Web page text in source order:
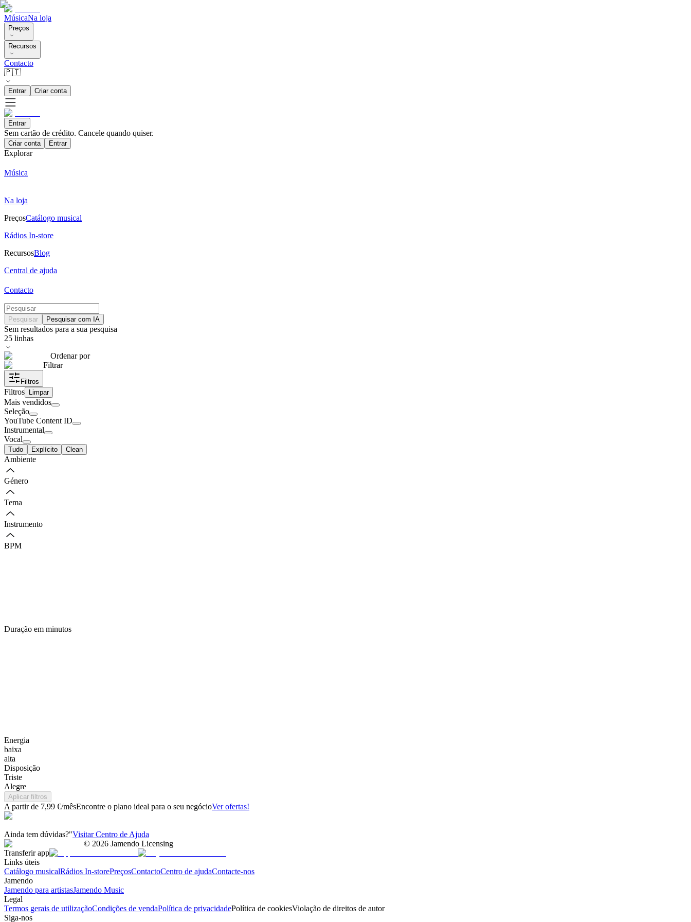
MúsicaNa loja
Preços
Recursos
Contacto
🇵🇹
Entrar Criar conta
Entrar
Sem cartão de crédito. Cancele quando quiser.
Criar conta Entrar
Explorar
Música
Na loja
PreçosCatálogo musical
Rádios In-store
RecursosBlog
Central de ajuda
Contacto
Pesquisar Pesquisar com IA
Sem resultados para a sua pesquisa
25 linhas
Ordenar por
Filtrar
Filtros
Filtros Limpar
Mais vendidos
Seleção
YouTube Content ID
Instrumental
Vocal
Tudo Explícito Clean
Ambiente
Género
Tema
Instrumento
BPM
Duração em minutos
Energia
baixa
alta
Disposição
Triste
Alegre
Aplicar filtros
A partir de 7,99 €/mêsEncontre o plano ideal para o seu negócioVer ofertas!
Ainda tem dúvidas?"Visitar Centro de Ajuda
© 2026 Jamendo Licensing
Transferir app
Links úteis
Catálogo musicalRádios In-storePreçosContactoCentro de ajudaContacte-nos
Jamendo
Jamendo para artistasJamendo Music
Legal
Termos gerais de utilizaçãoCondições de vendaPolítica de privacidadePolítica de cookiesViolação de direitos de autor
Siga-nos